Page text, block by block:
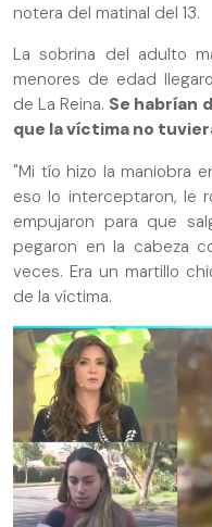
notera del matinal del 13.
La sobrina del adulto
menores de edad
de La Reina. Se habrían
que la víctima no
"Mi tío hizo la maniobra
eso lo interceptaron, le
empujaron para que
pegaron en la cabeza
veces. Era un martillo
de la víctima.